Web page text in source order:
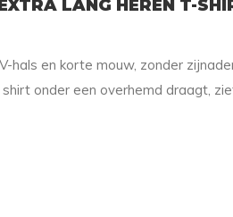
LANG HEREN T-
hals en korte mouw, zonder
onder een overhemd draagt,